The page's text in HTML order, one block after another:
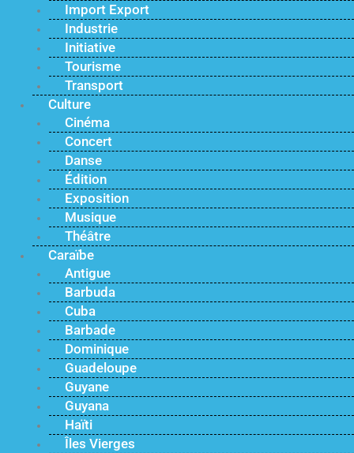
Import Export
Industrie
Initiative
Tourisme
Transport
Culture
Cinéma
Concert
Danse
Édition
Exposition
Musique
Théâtre
Caraïbe
Antigue
Barbuda
Cuba
Barbade
Dominique
Guadeloupe
Guyane
Guyana
Haïti
Îles Vierges